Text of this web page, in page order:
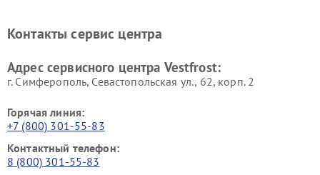
Vestfrost
Контакты сервис центра
Адрес сервисного центра Vestfrost:
г. Симферополь, Севастопольская ул., 62, корп. 2
Горячая линия:
+7 (800) 301-55-83
Контактный телефон:
8 (800) 301-55-83